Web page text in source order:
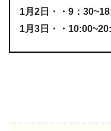
1月2日・・9：
1月3日・・